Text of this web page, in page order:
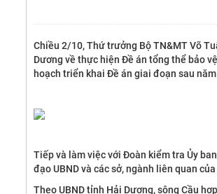
Chiều 2/10, Thứ trưởng Bộ TN&MT Võ
Dương về thực hiện Đề án tổng thể bảo
hoạch triển khai Đề án giai đoạn sau
Tiếp và làm việc với Đoàn kiểm tra Ủy
đạo UBND và các sở, ngành liên quan
Theo UBND tỉnh Hải Dương, sông Cầu